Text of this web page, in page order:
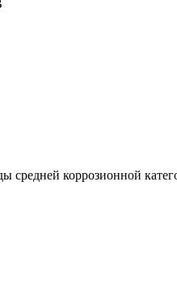
средней коррозионной